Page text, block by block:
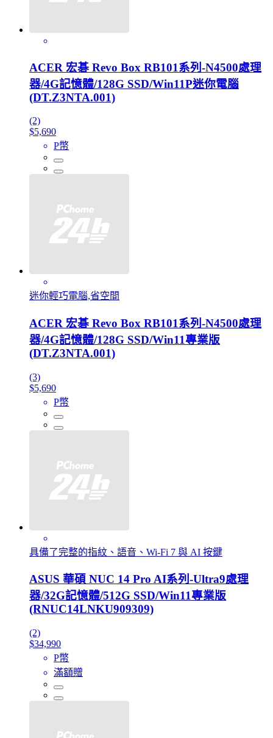
ACER 宏碁 Revo Box RB101系列-N4500處理
器/4G記憶體/128G SSD/Win11P迷你電腦
(DT.Z3NTA.001)
(2)
$5,690
P幣
迷你輕巧電腦,省空間
ACER 宏碁 Revo Box RB101系列-N4500處理
器/4G記憶體/128G SSD/Win11專業版
(DT.Z3NTA.001)
(3)
$5,690
P幣
具備了完整的指紋、語音、Wi-Fi 7 與 AI 按鍵
ASUS 華碩 NUC 14 Pro AI系列-Ultra9處理
器/32G記憶體/512G SSD/Win11專業版
(RNUC14LNKU909309)
(2)
$34,990
P幣
滿額贈